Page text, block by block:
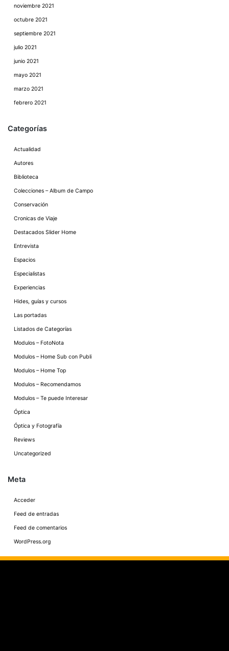
noviembre 2021
octubre 2021
septiembre 2021
julio 2021
junio 2021
mayo 2021
marzo 2021
febrero 2021
Categorías
Actualidad
Autores
Biblioteca
Colecciones – Album de Campo
Conservación
Cronicas de Viaje
Destacados Slider Home
Entrevista
Espacios
Especialistas
Experiencias
Hides, guías y cursos
Las portadas
Listados de Categorías
Modulos – FotoNota
Modulos – Home Sub con Publi
Modulos – Home Top
Modulos – Recomendamos
Modulos – Te puede Interesar
Óptica
Óptica y Fotografía
Reviews
Uncategorized
Meta
Acceder
Feed de entradas
Feed de comentarios
WordPress.org